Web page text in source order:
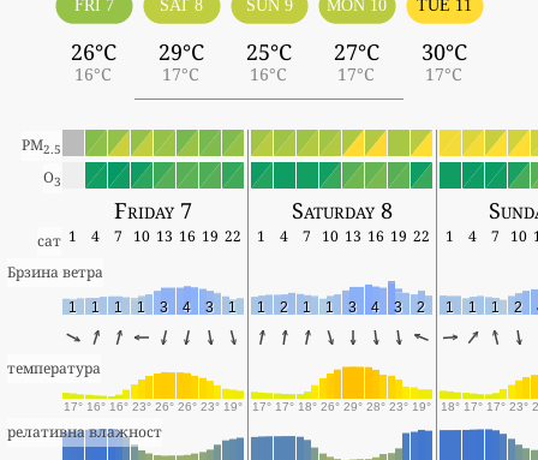
FRI 7
26°C
16°C
SAT 8
29°C
17°C
SUN 9
25°C
16°C
MON 10
27°C
17°C
TUE 11
30°C
17°C
PM2.5
O3
Friday 7 Saturday 8
сат 1 4 7 10 13 16 19 22 1 4 7 10 13 16 19 22 1 4 7 10
Брзина ветра
1 1 1 1 3 4 3 1 1 2 1 1 3 4 3 2 1 1 1 2
температура
17° 16° 16° 23° 26° 26° 23° 19° 17° 17° 18° 26° 29° 28° 23° 19° 18° 17° 17° 23°
релативна влажност